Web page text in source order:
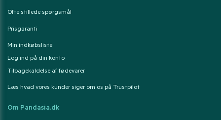
Ofte stillede spørgsmål
Prisgaranti
Min indkøbsliste
Log ind på din konto
Tilbagekaldelse af fødevarer
Læs hvad vores kunder siger om os på Trustpilot
Om Pandasia.dk